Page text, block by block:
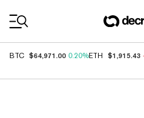
BTC $64,971.00 0.20%ETH $1,915.43